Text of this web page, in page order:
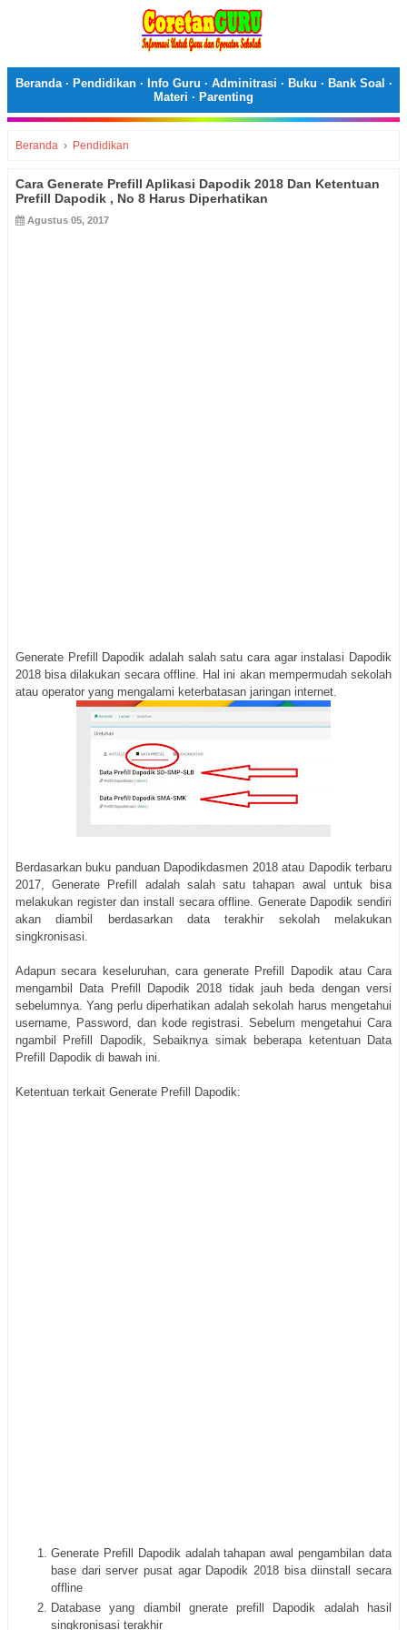
Beranda· Pendidikan· Info Guru · Adminitrasi · Buku · Bank Soal ·
Materi · Parenting
Beranda › Pendidikan
Cara Generate Prefill Aplikasi Dapodik 2018 Dan Ketentuan
Prefill Dapodik , No 8 Harus Diperhatikan
Agustus 05, 2017
Generate Prefill Dapodik adalah salah satu cara agar instalasi Dapodik
2018 bisa dilakukan secara offline. Hal ini akan mempermudah sekolah
atau operator yang mengalami keterbatasan jaringan internet.
Berdasarkan buku panduan Dapodikdasmen 2018 atau Dapodik terbaru
2017, Generate Prefill adalah salah satu tahapan awal untuk bisa
melakukan register dan install secara offline. Generate Dapodik sendiri
akan diambil berdasarkan data terakhir sekolah melakukan
singkronisasi.
Adapun secara keseluruhan, cara generate Prefill Dapodik atau Cara
mengambil Data Prefill Dapodik 2018 tidak jauh beda dengan versi
sebelumnya. Yang perlu diperhatikan adalah sekolah harus mengetahui
username, Password, dan kode registrasi. Sebelum mengetahui Cara
ngambil Prefill Dapodik, Sebaiknya simak beberapa ketentuan Data
Prefill Dapodik di bawah ini.
Ketentuan terkait Generate Prefill Dapodik:
Generate Prefill Dapodik adalah tahapan awal pengambilan data
base dari server pusat agar Dapodik 2018 bisa diinstall secara
offline
Database yang diambil gnerate prefill Dapodik adalah hasil
singkronisasi terakhir